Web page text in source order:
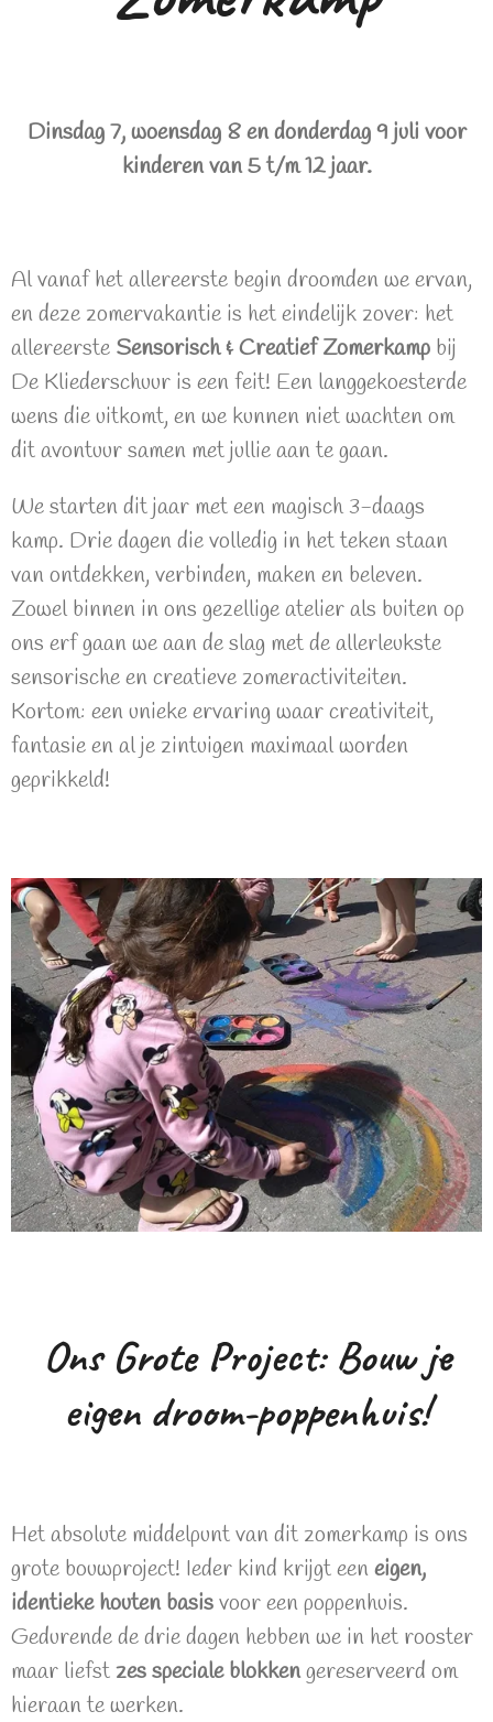
Dinsdag 7, woensdag 8 en donderdag 9 juli voor
kinderen van 5 t/m 12 jaar.
Al vanaf het allereerste begin droomden we ervan,
en deze zomervakantie is het eindelijk zover: het
allereerste Sensorisch & Creatief Zomerkamp bij
De Kliederschuur is een feit! Een langgekoesterde
wens die uitkomt, en we kunnen niet wachten om
dit avontuur samen met jullie aan te gaan.
We starten dit jaar met een magisch 3-daags
kamp. Drie dagen die volledig in het teken staan
van ontdekken, verbinden, maken en beleven.
Zowel binnen in ons gezellige atelier als buiten op
ons erf gaan we aan de slag met de allerleukste
sensorische en creatieve zomeractiviteiten.
Kortom: een unieke ervaring waar creativiteit,
fantasie en al je zintuigen maximaal worden
geprikkeld!
Ons Grote Project: Bouw je
eigen droom-poppenhuis!
Het absolute middelpunt van dit zomerkamp is ons
grote bouwproject! Ieder kind krijgt eeneigen,
identieke houten basisvoor een poppenhuis.
Gedurende de drie dagen hebben we in het rooster
maar liefstzes speciale blokkengereserveerd om
hieraan te werken.